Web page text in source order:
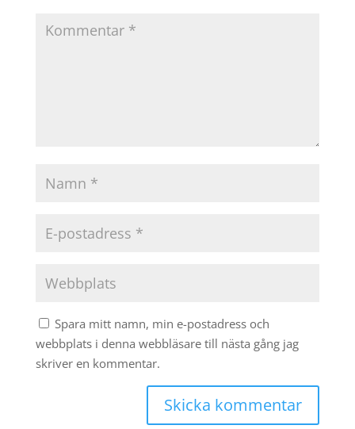
Spara mitt namn, min e-postadress och
webbplats i denna webbläsare till nästa gång jag
skriver en kommentar.